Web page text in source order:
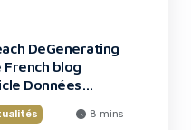
DeGenerating
French blog
Données
: Tous
Clients Touchés8 mins